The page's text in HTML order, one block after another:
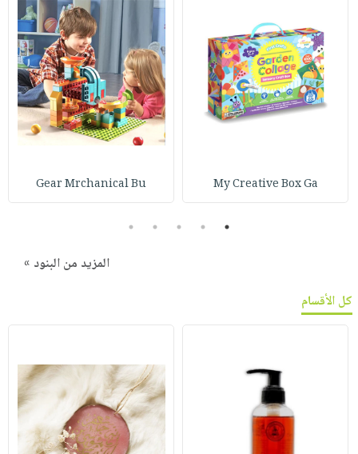
My Creative Box Ga
Gear Mrchanical Bu
1
2
3
4
5
المزيد من البنود »
كل الأقسام